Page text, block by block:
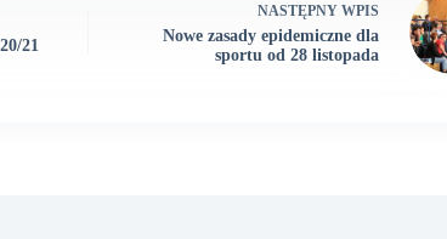
21
NASTĘPNY WPIS
Nowe zasady epidemiczne dla
sportu od 28 listopada